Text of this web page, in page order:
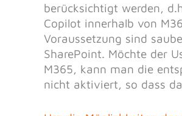
berücksichtigt werden,
Copilot innerhalb von
Voraussetzung sind
SharePoint. Möchte der
M365, kann man die
nicht aktiviert, so dass